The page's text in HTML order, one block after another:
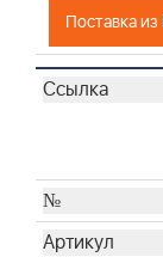
Поставка